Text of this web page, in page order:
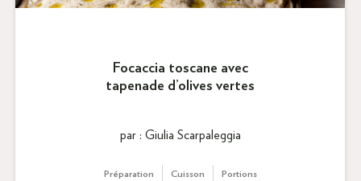
Focaccia toscane avec
tapenade d’olives vertes
par : Giulia Scarpaleggia
Préparation
Cuisson
Portions